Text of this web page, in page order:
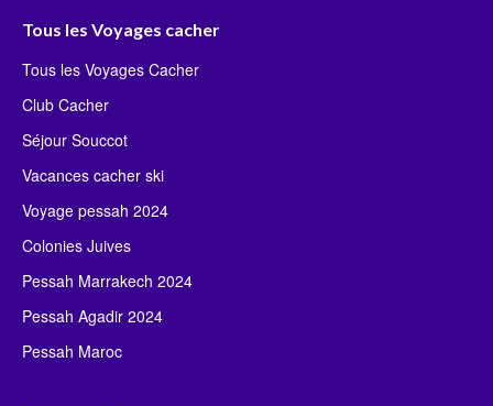
Tous les Voyages cacher
Tous les Voyages Cacher
Club Cacher
Séjour Souccot
Vacances cacher ski
Voyage pessah 2024
Colonies Juives
Pessah Marrakech 2024
Pessah Agadir 2024
Pessah Maroc